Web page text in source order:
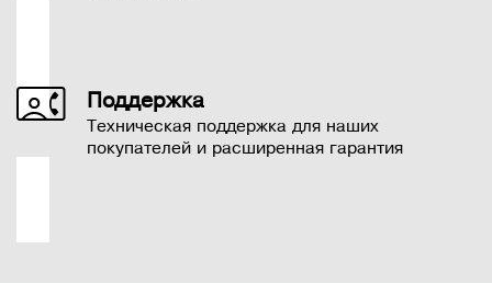
Поддержка
Техническая поддержка для наших
покупателей и расширенная гарантия